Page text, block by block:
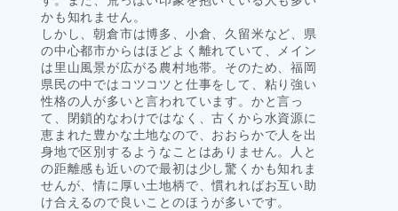
かも知れません。
しかし、朝倉市は博多、小倉、久留米など、県
の中心都市からはほどよく離れていて、メイン
は里山風景が広がる農村地帯。そのため、福岡
県民の中ではコツコツと仕事をして、粘り強い
性格の人が多いと言われています。かと言っ
て、閉鎖的なわけではなく、古くから水資源に
恵まれた豊かな土地なので、おおらかで人を出
身地で区別するようなことはありません。人と
の距離感も近いので最初は少し驚くかも知れま
せんが、情に厚い土地柄で、慣れればお互い助
け合えるので良いことのほうが多いです。